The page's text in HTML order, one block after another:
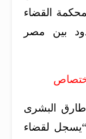
القضاء
بين مصر
طارق البشرى
“يسجل لقضاء